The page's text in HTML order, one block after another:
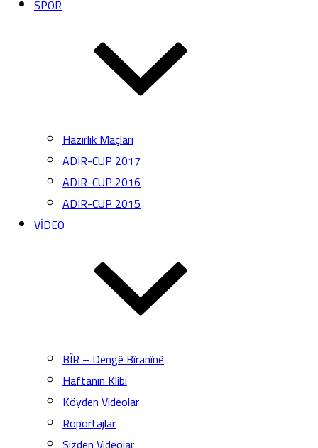
SPOR
Hazırlık Maçları
ADIR-CUP 2017
ADIR-CUP 2016
ADIR-CUP 2015
VİDEO
BÎR – Dengê Bîranînê
Haftanın Klibi
Köyden Videolar
Röportajlar